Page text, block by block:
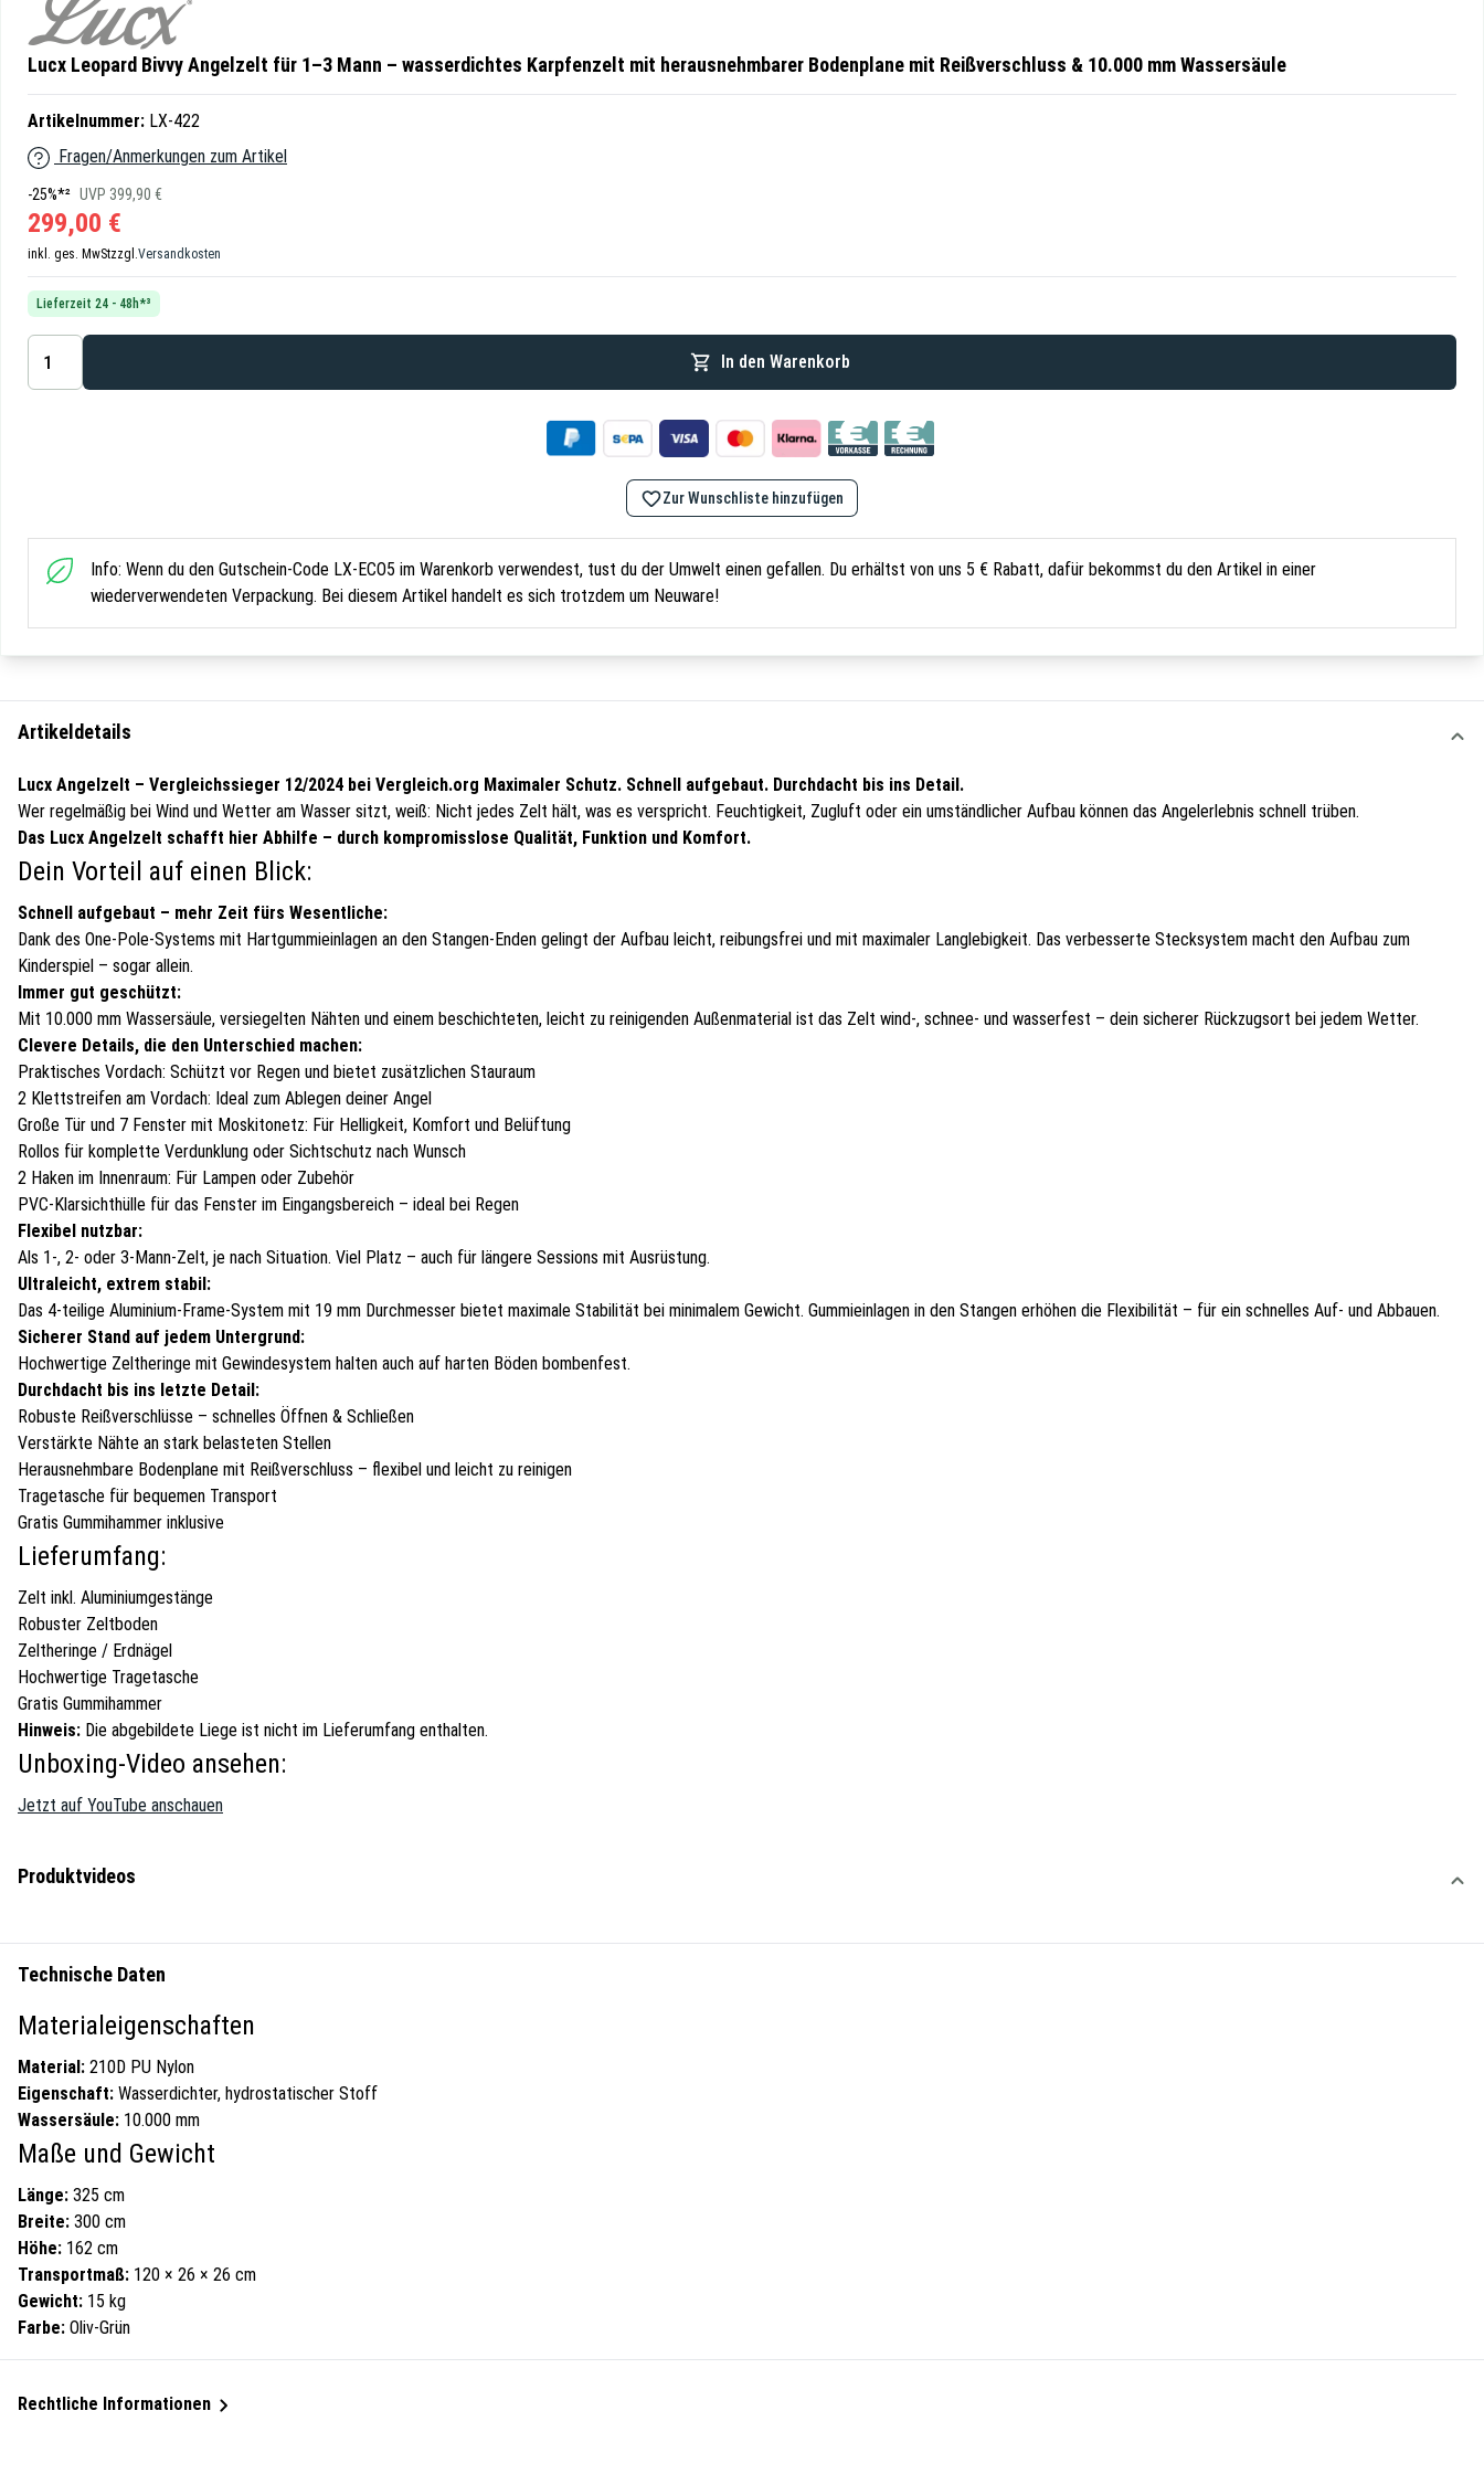
Lucx Leopard Bivvy Angelzelt für 1–3 Mann – wasserdichtes Karpfenzelt mit herausnehmbarer Bodenplane mit Reißverschluss & 10.000 mm Wassersäule
Artikelnummer: LX-422
Fragen/Anmerkungen zum Artikel
-25%*² UVP 399,90 €
299,00 €
inkl. ges. MwStzzgl.Versandkosten
Lieferzeit 24 - 48h*³
In den Warenkorb
Zur Wunschliste hinzufügen
Info: Wenn du den Gutschein-Code LX-ECO5 im Warenkorb verwendest, tust du der Umwelt einen gefallen. Du erhältst von uns 5 € Rabatt, dafür bekommst du den Artikel in einer
wiederverwendeten Verpackung. Bei diesem Artikel handelt es sich trotzdem um Neuware!
Artikeldetails
Lucx Angelzelt – Vergleichssieger 12/2024 bei Vergleich.org Maximaler Schutz. Schnell aufgebaut. Durchdacht bis ins Detail.
Wer regelmäßig bei Wind und Wetter am Wasser sitzt, weiß: Nicht jedes Zelt hält, was es verspricht. Feuchtigkeit, Zugluft oder ein umständlicher Aufbau können das Angelerlebnis schnell trüben.
Das Lucx Angelzelt schafft hier Abhilfe – durch kompromisslose Qualität, Funktion und Komfort.
Dein Vorteil auf einen Blick:
Schnell aufgebaut – mehr Zeit fürs Wesentliche:
Dank des One-Pole-Systems mit Hartgummieinlagen an den Stangen-Enden gelingt der Aufbau leicht, reibungsfrei und mit maximaler Langlebigkeit. Das verbesserte Stecksystem macht den Aufbau zum
Kinderspiel – sogar allein.
Immer gut geschützt:
Mit 10.000 mm Wassersäule, versiegelten Nähten und einem beschichteten, leicht zu reinigenden Außenmaterial ist das Zelt wind-, schnee- und wasserfest – dein sicherer Rückzugsort bei jedem Wetter.
Clevere Details, die den Unterschied machen:
Praktisches Vordach: Schützt vor Regen und bietet zusätzlichen Stauraum
2 Klettstreifen am Vordach: Ideal zum Ablegen deiner Angel
Große Tür und 7 Fenster mit Moskitonetz: Für Helligkeit, Komfort und Belüftung
Rollos für komplette Verdunklung oder Sichtschutz nach Wunsch
2 Haken im Innenraum: Für Lampen oder Zubehör
PVC-Klarsichthülle für das Fenster im Eingangsbereich – ideal bei Regen
Flexibel nutzbar:
Als 1-, 2- oder 3-Mann-Zelt, je nach Situation. Viel Platz – auch für längere Sessions mit Ausrüstung.
Ultraleicht, extrem stabil:
Das 4-teilige Aluminium-Frame-System mit 19 mm Durchmesser bietet maximale Stabilität bei minimalem Gewicht. Gummieinlagen in den Stangen erhöhen die Flexibilität – für ein schnelles Auf- und Abbauen.
Sicherer Stand auf jedem Untergrund:
Hochwertige Zeltheringe mit Gewindesystem halten auch auf harten Böden bombenfest.
Durchdacht bis ins letzte Detail:
Robuste Reißverschlüsse – schnelles Öffnen & Schließen
Verstärkte Nähte an stark belasteten Stellen
Herausnehmbare Bodenplane mit Reißverschluss – flexibel und leicht zu reinigen
Tragetasche für bequemen Transport
Gratis Gummihammer inklusive
Lieferumfang:
Zelt inkl. Aluminiumgestänge
Robuster Zeltboden
Zeltheringe / Erdnägel
Hochwertige Tragetasche
Gratis Gummihammer
Hinweis: Die abgebildete Liege ist nicht im Lieferumfang enthalten.
Unboxing-Video ansehen:
Jetzt auf YouTube anschauen
Produktvideos
Technische Daten
Materialeigenschaften
Material: 210D PU Nylon
Eigenschaft: Wasserdichter, hydrostatischer Stoff
Wassersäule: 10.000 mm
Maße und Gewicht
Länge: 325 cm
Breite: 300 cm
Höhe: 162 cm
Transportmaß: 120 × 26 × 26 cm
Gewicht: 15 kg
Farbe: Oliv-Grün
Rechtliche Informationen